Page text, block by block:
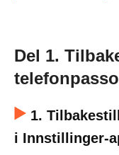
Del 1.
1.
i Innstillinger-